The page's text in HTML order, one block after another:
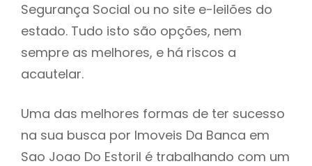
Segurança Social ou no site e-leilões do
estado. Tudo isto são opções, nem
sempre as melhores, e há riscos a
acautelar.
Uma das melhores formas de ter sucesso
na sua busca por Imoveis Da Banca em
Sao Joao Do Estoril é trabalhando com um